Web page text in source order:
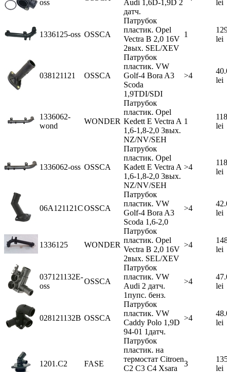
oss
Audi 1,6D-1,9D 2
датч.
lei
1336125-oss OSSCA
Патрубок
пластик. Opel
Vectra В 2,0 16V
2вых. SEL/XEV
1
lei
038121121 OSSCA
Патрубок
пластик. VW
Golf-4 Bora A3
Scoda
1,9TDI/SDI
>4
lei
1336062-
wond
WONDER
Патрубок
пластик. Opel
Kedett E Vectra A
1,6-1,8-2,0 3вых.
NZ/NV/SEH
1
lei
1336062-oss OSSCA
Патрубок
пластик. Opel
Kadett E Vectra A
1,6-1,8-2,0 3вых.
NZ/NV/SEH
>4
lei
06A121121COSSCA
Патрубок
пластик. VW
Golf-4 Bora A3
Scoda 1,6-2,0
>4
lei
1336125 WONDER
Патрубок
пластик. Opel
Vectra В 2,0 16V
2вых. SEL/XEV
>4
lei
037121132E-
oss
OSSCA
Патрубок
пластик. VW
Audi 2 датч.
1пупс. бенз.
>4
lei
028121132B OSSCA
Патрубок
пластик. VW
Caddy Polo 1,9D
94-01 1датч.
>4
lei
1201.C2 FASE
Патрубок
пластик. на
термостат Citroen
C2 C3 C4 Xsara
3
lei